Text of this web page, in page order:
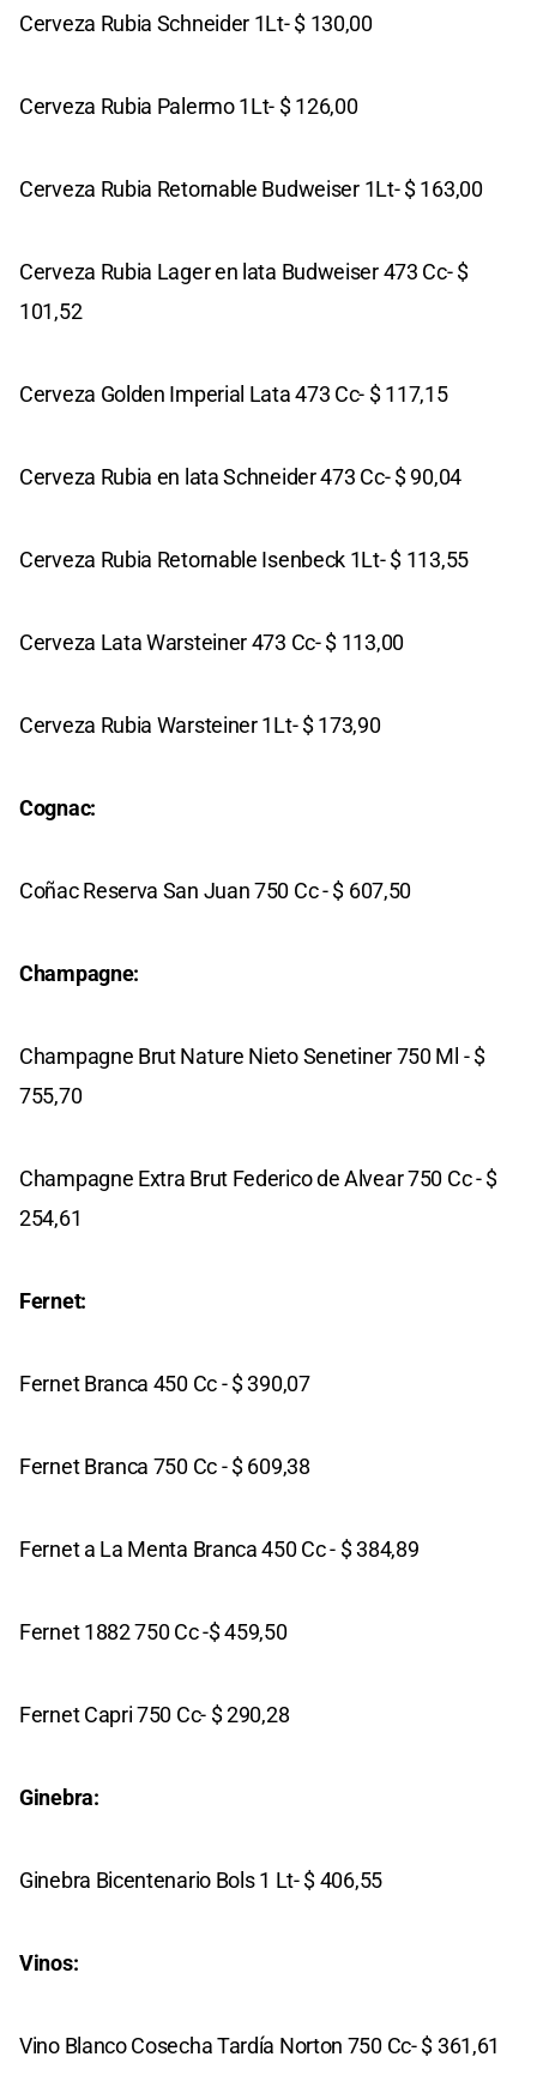
Cerveza Rubia Schneider 1Lt- $ 130,00
Cerveza Rubia Palermo 1Lt- $ 126,00
Cerveza Rubia Retornable Budweiser 1Lt- $ 163,00
Cerveza Rubia Lager en lata Budweiser 473 Cc- $
101,52
Cerveza Golden Imperial Lata 473 Cc- $ 117,15
Cerveza Rubia en lata Schneider 473 Cc- $ 90,04
Cerveza Rubia Retornable Isenbeck 1Lt- $ 113,55
Cerveza Lata Warsteiner 473 Cc- $ 113,00
Cerveza Rubia Warsteiner 1Lt- $ 173,90
Cognac:
Coñac Reserva San Juan 750 Cc - $ 607,50
Champagne:
Champagne Brut Nature Nieto Senetiner 750 Ml - $
755,70
Champagne Extra Brut Federico de Alvear 750 Cc - $
254,61
Fernet:
Fernet Branca 450 Cc - $ 390,07
Fernet Branca 750 Cc - $ 609,38
Fernet a La Menta Branca 450 Cc - $ 384,89
Fernet 1882 750 Cc -$ 459,50
Fernet Capri 750 Cc- $ 290,28
Ginebra:
Ginebra Bicentenario Bols 1 Lt- $ 406,55
Vinos:
Vino Blanco Cosecha Tardía Norton 750 Cc- $ 361,61